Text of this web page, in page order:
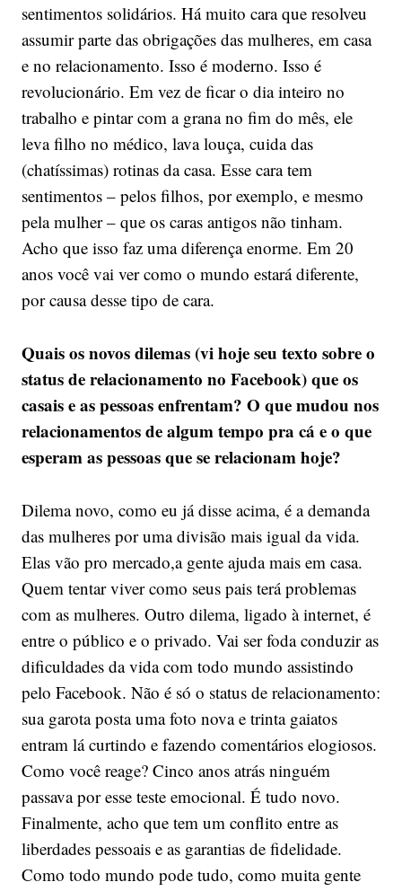
sentimentos solidários. Há muito cara que resolveu
assumir parte das obrigações das mulheres, em casa
e no relacionamento. Isso é moderno. Isso é
revolucionário. Em vez de ficar o dia inteiro no
trabalho e pintar com a grana no fim do mês, ele
leva filho no médico, lava louça, cuida das
(chatíssimas) rotinas da casa. Esse cara tem
sentimentos – pelos filhos, por exemplo, e mesmo
pela mulher – que os caras antigos não tinham.
Acho que isso faz uma diferença enorme. Em 20
anos você vai ver como o mundo estará diferente,
por causa desse tipo de cara.
Quais os novos dilemas (vi hoje seu texto sobre o
status de relacionamento no Facebook) que os
casais e as pessoas enfrentam? O que mudou nos
relacionamentos de algum tempo pra cá e o que
esperam as pessoas que se relacionam hoje?
Dilema novo, como eu já disse acima, é a demanda
das mulheres por uma divisão mais igual da vida.
Elas vão pro mercado,a gente ajuda mais em casa.
Quem tentar viver como seus pais terá problemas
com as mulheres. Outro dilema, ligado à internet, é
entre o público e o privado. Vai ser foda conduzir as
dificuldades da vida com todo mundo assistindo
pelo Facebook. Não é só o status de relacionamento:
sua garota posta uma foto nova e trinta gaiatos
entram lá curtindo e fazendo comentários elogiosos.
Como você reage? Cinco anos atrás ninguém
passava por esse teste emocional. É tudo novo.
Finalmente, acho que tem um conflito entre as
liberdades pessoais e as garantias de fidelidade.
Como todo mundo pode tudo, como muita gente